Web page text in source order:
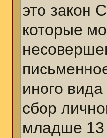
это закон
которые
иного
сбор
младше 13